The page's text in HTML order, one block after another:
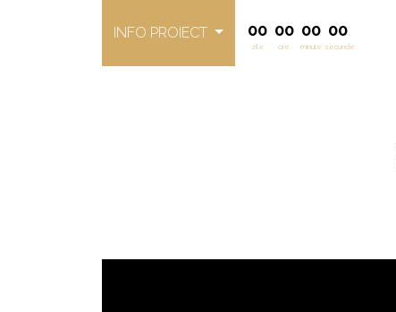
INFO PROIECT 00
zile
00
ore
00
minute
00
secunde